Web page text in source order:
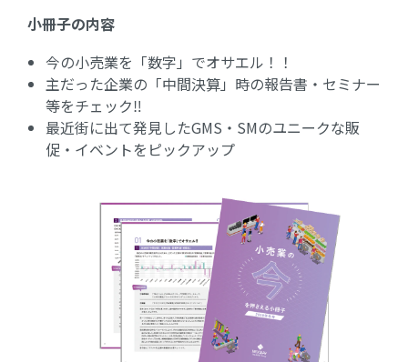
小冊子の内容
今の小売業を「数字」でオサエル！！
主だった企業の「中間決算」時の報告書・セミナー
等をチェック‼
最近街に出て発見したGMS・SMのユニークな販
促・イベントをピックアップ